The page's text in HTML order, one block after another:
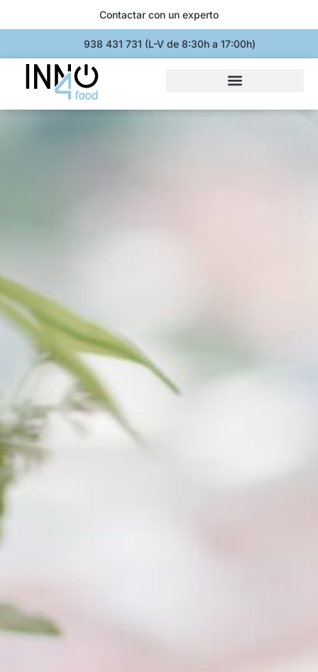
Contactar con un experto
938 431 731 (L-V de 8:30h a 17:00h)